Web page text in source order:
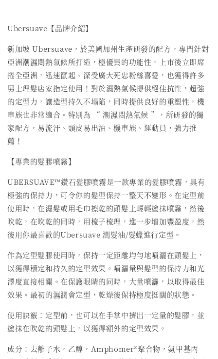
Ubersuave【品牌介紹】
新加坡 Ubersuave，於美國加州生產研發的配方，專門針對
亞洲潮濕悶熱氣候所打造，極優異的功能性，上市後立即席
捲全亞洲，迅速竄起、深受廣大死忠粉絲喜愛，也獲得許多
男士理髮店家指定使用！對於濕熱氣候提供絕佳抗性，超強
的定型力，讓造型持久不塌陷，同時提供良好的重塑性，機
車族也非常適合。特別為 “ 潮濕悶熱氣候 ”，所研發的獨
家配方，易流汗、頭皮易出油、機車族、運動員，強力推
薦！
【專業的髮膠噴霧】
UBERSUAVE™鑽石髮膠噴霧是一款專業的髮膠噴霧，具有
極強的保持力，可令你的髮型保持一整天不變形。在定型前
使用時，在濕髮或用毛巾擦乾的頭髮上輕輕塗抹噴霧，然後
吹乾，在吹乾的同時，用梳子梳理，進一步增加豐盈度，然
後用你最喜歡的Ubersuave 潤髮油/髮蠟進行定型。
作為定型髮膠使用時，保持一定距離均勻地噴灑在頭髮上，
以獲得穩定和持久的定型效果。噴灑量與髮型的保持力和光
澤度直接相關。在保護眼睛的同時，大量噴灑，以取得最佳
效果。最初的濕潤會定型，乾燥後保持極度挺闊的狀態。
使用訣竅：定型前，也可以在手掌中擠出一定量的髮膠，並
塗抹在吹乾的頭髮上，以獲得額外的定型效果。
成分：去離子水，乙醇，Amphomer®聚合物，氨甲基丙